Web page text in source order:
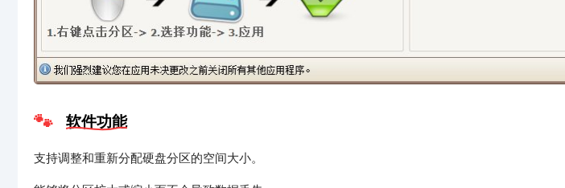
软件功能
支持调整和重新分配硬盘分区的空间大小。